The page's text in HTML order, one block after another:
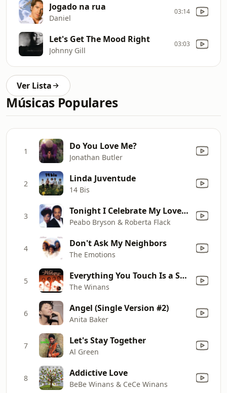
Jogado na rua
Daniel
03:14
Let's Get The Mood Right
Johnny Gill
03:03
Ver Lista
Músicas Populares
1 Do You Love Me?
Jonathan Butler
2 Linda Juventude
14 Bis
3 Tonight I Celebrate My Love (feat. Roberta Flack)
Peabo Bryson & Roberta Flack
4 Don't Ask My Neighbors
The Emotions
5 Everything You Touch Is a Song
The Winans
6 Angel (Single Version #2)
Anita Baker
7 Let's Stay Together
Al Green
8 Addictive Love
BeBe Winans & CeCe Winans